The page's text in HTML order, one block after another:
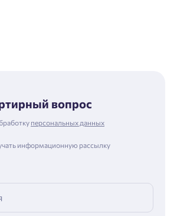
вопрос
персональных данных
информационную рассылку